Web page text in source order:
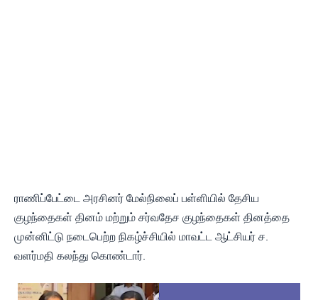
ராணிப்பேட்டை அரசினர் மேல்நிலைப் பள்ளியில் தேசிய
குழந்தைகள் தினம் மற்றும் சர்வதேச குழந்தைகள் தினத்தை
முன்னிட்டு நடைபெற்ற நிகழ்ச்சியில் மாவட்ட ஆட்சியர் ச.
வளர்மதி கலந்து கொண்டார்.